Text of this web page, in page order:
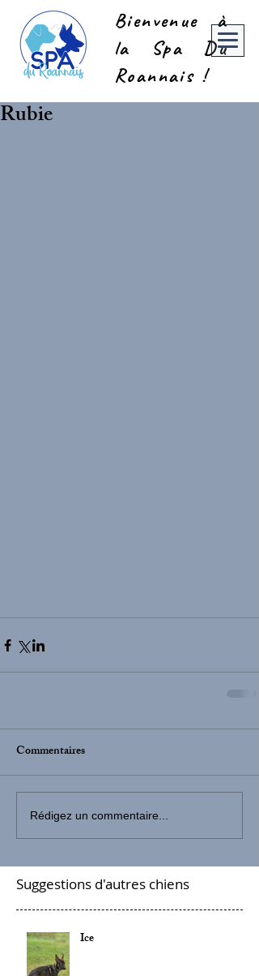
Bienvenue à
la Spa Du
Roannais !
Rubie
Commentaires
Rédigez un commentaire...
Suggestions d'autres chiens
Ice